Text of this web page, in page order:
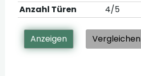
Anzahl Türen
4/5
Anzeigen Vergleichen